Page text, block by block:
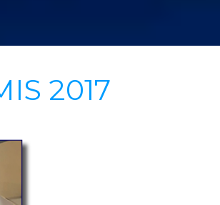
2017